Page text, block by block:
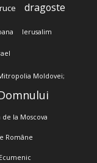
dragoste
Ierusalim
Moldovei;
de la Moscova
Române